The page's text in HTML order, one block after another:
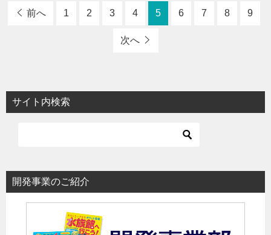
前へ 1 2 3 4 5 6 7 8 9
次へ
サイト内検索
開発事業のご紹介